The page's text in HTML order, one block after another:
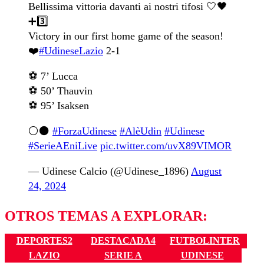
Bellissima vittoria davanti ai nostri tifosi 🤍🖤
➕3️⃣
Victory in our first home game of the season!
❤️#UdineseLazio 2-1
⚽️ 7’ Lucca
⚽️ 50’ Thauvin
⚽️ 95’ Isaksen
⚪️⚫️ #ForzaUdinese #AlèUdin #Udinese
#SerieAEniLive pic.twitter.com/uvX89VIMOR
— Udinese Calcio (@Udinese_1896) August
24, 2024
OTROS TEMAS A EXPLORAR:
DEPORTES2 DESTACADA4
FUTBOLINTER
LAZIO
SERIE A UDINESE